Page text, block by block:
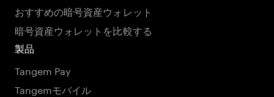
おすすめの暗号資産ウォレット
暗号資産ウォレットを比較する
製品
Tangem Pay
Tangemモバイル